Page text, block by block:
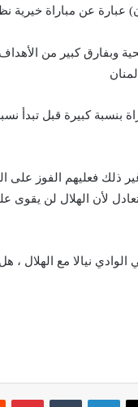
عبارة عن مباراة خيرية
وبفارق كبير من
بنسبة كبيرة قبل تبدأ
غير ذلك فعليهم الفوز على
لأن الهلال لن
نيالا مع الهلال ،
لينكدإن بينتيريست